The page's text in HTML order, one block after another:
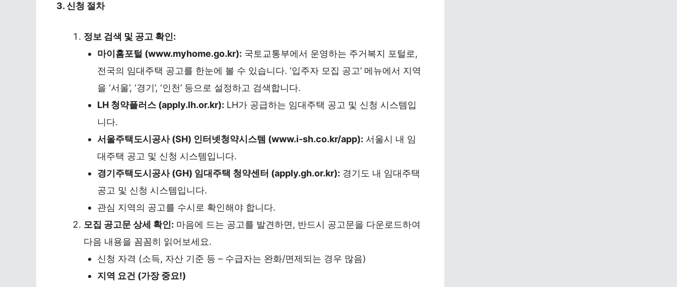
3. 신청 절차
정보 검색 및 공고 확인:
마이홈포털 (www.myhome.go.kr): 국토교통부에서 운영하는 주거복지 포털로,
전국의 임대주택 공고를 한눈에 볼 수 있습니다. ‘입주자 모집 공고’ 메뉴에서 지역
을 ‘서울’, ‘경기’, ‘인천’ 등으로 설정하고 검색합니다.
LH 청약플러스 (apply.lh.or.kr): LH가 공급하는 임대주택 공고 및 신청 시스템입
니다.
서울주택도시공사 (SH) 인터넷청약시스템 (www.i-sh.co.kr/app): 서울시 내 임
대주택 공고 및 신청 시스템입니다.
경기주택도시공사 (GH) 임대주택 청약센터 (apply.gh.or.kr): 경기도 내 임대주택
공고 및 신청 시스템입니다.
관심 지역의 공고를 수시로 확인해야 합니다.
모집 공고문 상세 확인: 마음에 드는 공고를 발견하면, 반드시 공고문을 다운로드하여
다음 내용을 꼼꼼히 읽어보세요.
신청 자격 (소득, 자산 기준 등 – 수급자는 완화/면제되는 경우 많음)
지역 요건 (가장 중요!)